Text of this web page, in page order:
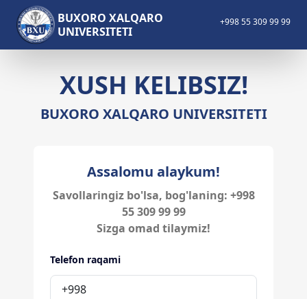
BUXORO XALQARO
UNIVERSITETI
+998 55 309 99 99
XUSH KELIBSIZ!
BUXORO XALQARO UNIVERSITETI
Assalomu alaykum!
Savollaringiz bo'lsa, bog'laning: +998
55 309 99 99
Sizga omad tilaymiz!
Telefon raqami